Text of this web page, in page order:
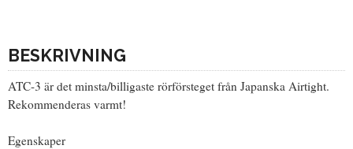
BESKRIVNING
ATC-3 är det minsta/billigaste rörförsteget från Japanska Airtight.
Rekommenderas varmt!
Egenskaper